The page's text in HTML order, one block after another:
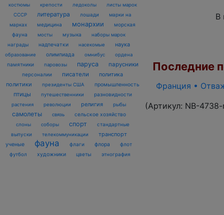
костюмы крепости ледоколы
листы марок
СССР
литература лошади
марки на
марках
медицина монархии
морская
фауна
мосты музыка наборы марок
награды надпечатки насекомые наука
образование олимпиада омнибус ордена
памятники паровозы паруса парусники
персоналии писатели
политика
политики
президенты США промышленность
птицы путешественники разновидности
растения революции религия рыбы
самолеты связь сельское хозяйство
слоны соборы спорт
стандартные
выпуски
телекоммуникации транспорт
ученые фауна флаги флора
флот
футбол
художники цветы этнография
В
Последние
Франция •
(Артикул: NB-4738-